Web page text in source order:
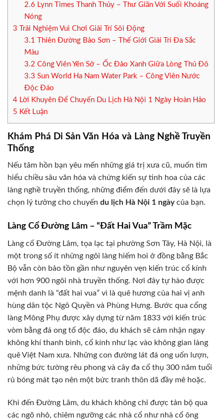
2.6 Lynn Times Thanh Thủy – Thư Giãn Với Suối Khoáng
Nóng
3 Trải Nghiệm Vui Chơi Giải Trí Sôi Động
3.1
Thiên Đường Bảo Sơn – Thế Giới Giải Trí Đa Sắc
Màu
3.2 Công Viên Yên Sở – Ốc Đảo Xanh Giữa Lòng Thủ Đô
3.3 Sun World Ha Nam Water Park – Công Viên Nước
Độc Đáo
4 Lời Khuyên Để Chuyến Du Lịch Hà Nội 1 Ngày Hoàn Hảo
5 Kết Luận
Khám Phá Di Sản Văn Hóa và Làng Nghề Truyền
Thống
Nếu tâm hồn bạn yêu mến những giá trị xưa cũ, muốn tìm
hiểu chiều sâu văn hóa và chứng kiến sự tinh hoa của các
làng nghề truyền thống, những điểm đến dưới đây sẽ là lựa
chọn lý tưởng cho chuyến du lịch Hà Nội 1 ngàycủa bạn.
Làng Cổ Đường Lâm – “Đất Hai Vua” Trầm Mặc
Làng cổ Đường Lâm, tọa lạc tại phường Sơn Tây, Hà Nội, là
một trong số ít những ngôi làng hiếm hoi ở đồng bằng Bắc
Bộ vẫn còn bảo tồn gần như nguyên vẹn kiến trúc cổ kính
với hơn 900 ngôi nhà truyền thống. Nơi đây tự hào được
mệnh danh là “đất hai vua” vì là quê hương của hai vị anh
hùng dân tộc Ngô Quyền và Phùng Hưng. Bước qua cổng
làng Mông Phụ được xây dựng từ năm 1833 với kiến trúc
vòm bằng đá ong tổ độc đáo, du khách sẽ cảm nhận ngay
không khí thanh bình, cổ kính như lạc vào không gian làng
quê Việt Nam xưa. Những con đường lát đá ong uốn lượn,
những bức tường rêu phong và cây đa cổ thụ 300 năm tuổi
rủ bóng mát tạo nên một bức tranh thôn dã đầy mê hoặc.
Khi đến Đường Lâm, du khách không chỉ được tản bộ qua
các ngõ nhỏ, chiêm ngưỡng các nhà cổ như nhà cổ ông